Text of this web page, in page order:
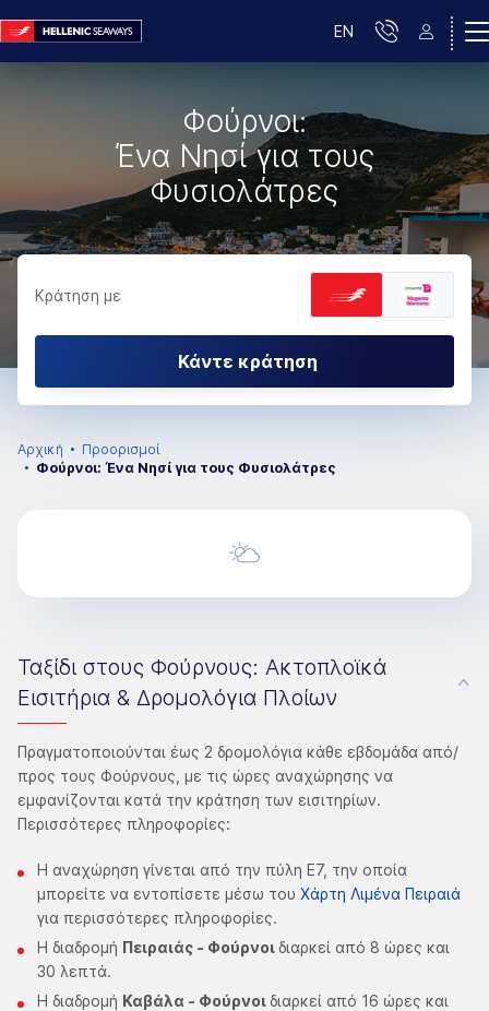
EN
Φούρνοι:
Ένα Νησί για τους
Φυσιολάτρες
Κράτηση με
Κάντε κράτηση
Αρχική
Προορισμοί
Φούρνοι: Ένα Νησί για τους Φυσιολάτρες
Ταξίδι στους Φούρνους: Ακτοπλοϊκά
Εισιτήρια & Δρομολόγια Πλοίων
Πραγματοποιούνται έως 2 δρομολόγια κάθε εβδομάδα από/
προς τους Φούρνους, με τις ώρες αναχώρησης να
εμφανίζονται κατά την κράτηση των εισιτηρίων.
Περισσότερες πληροφορίες:
Η αναχώρηση γίνεται από την πύλη Ε7, την οποία
μπορείτε να εντοπίσετε μέσω του Χάρτη Λιμένα Πειραιά
για περισσότερες πληροφορίες.
Η διαδρομή Πειραιάς - Φούρνοιδιαρκεί από 8 ώρες και
30 λεπτά.
Η διαδρομή Καβάλα - Φούρνοιδιαρκεί από 16 ώρες και